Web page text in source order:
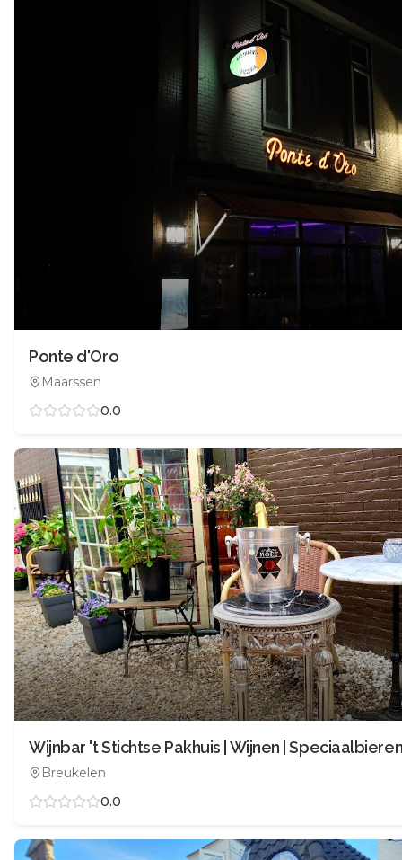
Ponte d'Oro
Maarssen
0.0
Wijnbar 't Stichtse Pakhuis | Wijnen |
Breukelen
0.0